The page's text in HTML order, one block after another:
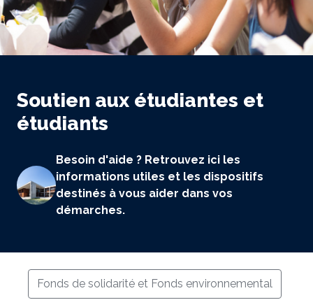
Soutien aux étudiantes et
étudiants
Besoin d'aide ? Retrouvez ici les
informations utiles et les dispositifs
destinés à vous aider dans vos
démarches.
Fonds de solidarité et Fonds environnemental